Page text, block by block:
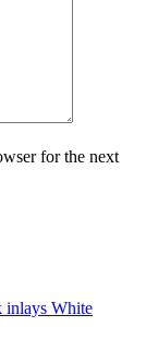
for the next